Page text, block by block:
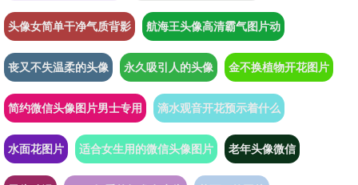
头像女简单干净气质背影 航海王头像高清霸气图片动
丧又不失温柔的头像 永久吸引人的头像 金不换植物开花图片
简约微信头像图片男士专用 滴水观音开花预示着什么
水面花图片 适合女生用的微信头像图片 老年头像微信